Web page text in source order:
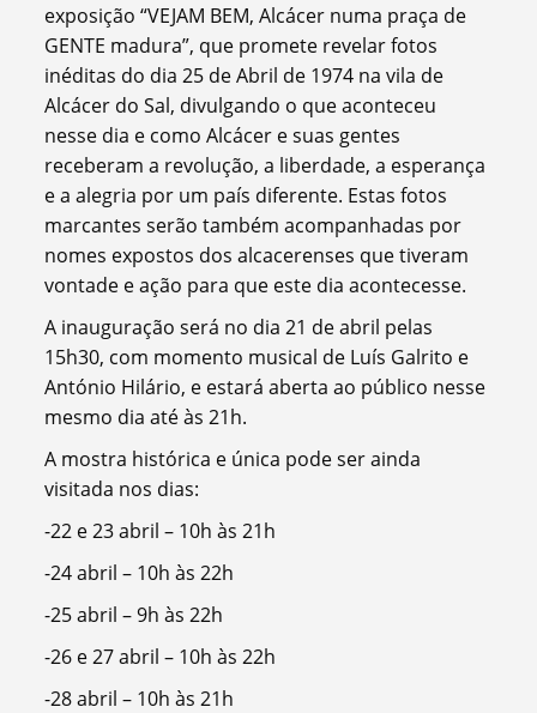
exposição “VEJAM BEM, Alcácer numa praça de
GENTE madura”, que promete revelar fotos
inéditas do dia 25 de Abril de 1974 na vila de
Alcácer do Sal, divulgando o que aconteceu
nesse dia e como Alcácer e suas gentes
receberam a revolução, a liberdade, a esperança
e a alegria por um país diferente. Estas fotos
marcantes serão também acompanhadas por
nomes expostos dos alcacerenses que tiveram
vontade e ação para que este dia acontecesse.
A inauguração será no dia 21 de abril pelas
15h30, com momento musical de Luís Galrito e
António Hilário, e estará aberta ao público nesse
mesmo dia até às 21h.
A mostra histórica e única pode ser ainda
visitada nos dias:
-22 e 23 abril – 10h às 21h
-24 abril – 10h às 22h
-25 abril – 9h às 22h
-26 e 27 abril – 10h às 22h
-28 abril – 10h às 21h